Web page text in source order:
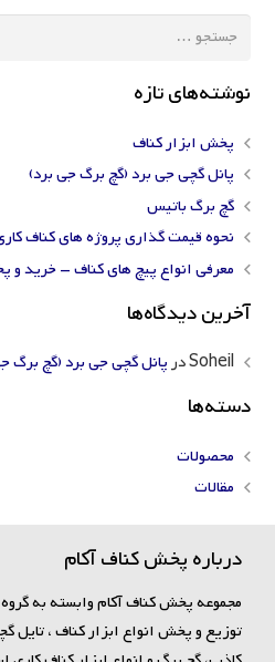
جستجو
نوشته‌های تازه
پخش ابزار کناف
پانل گچی جی برد (گچ برگ جی برد)
گچ برگ باتیس
نحوه قیمت گذاری پروژه های کناف
معرفی انواع پیچ های کناف – خرید و
آخرین دیدگاه‌ها
Soheilدرپانل گچی جی برد (گچ برگ
دسته‌ها
محصولات
مقالات
درباره پخش کناف آکام
مجموعه پخش کناف آکام وابسته به
توزیع و پخش انواع ابزار کناف ، تایل